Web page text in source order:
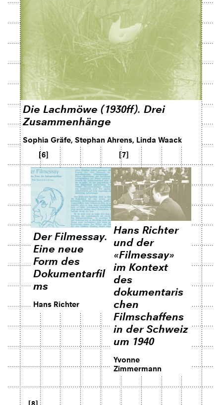
Die Lachmöwe (1930ff). Drei
Zusammenhänge
Sophia Gräfe, Stephan Ahrens, Linda Waack
[6]
Der Filmessay.
Eine neue
Form des
Dokumentarfil
ms
Hans Richter
[7]
Hans Richter
und der
«Filmessay»
im Kontext
des
dokumentaris
chen
Filmschaffens
in der Schweiz
um 1940
Yvonne
Zimmermann